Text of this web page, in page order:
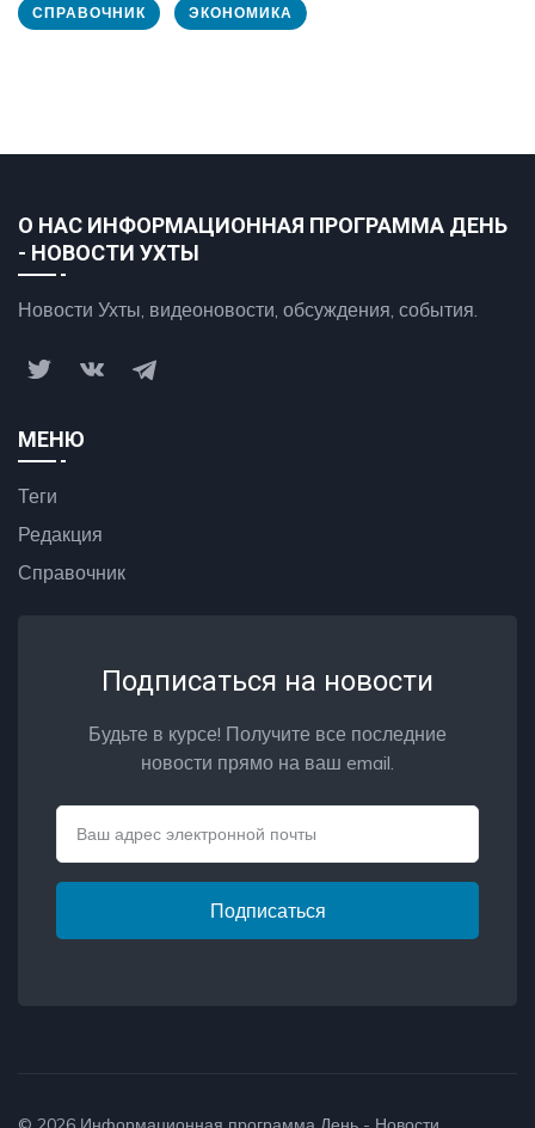
СПРАВОЧНИК ЭКОНОМИКА
О НАС ИНФОРМАЦИОННАЯ ПРОГРАММА ДЕНЬ
- НОВОСТИ УХТЫ
Новости Ухты, видеоновости, обсуждения, события.
МЕНЮ
Теги
Редакция
Справочник
Подписаться на новости
Будьте в курсе! Получите все последние
новости прямо на ваш email.
Подписаться